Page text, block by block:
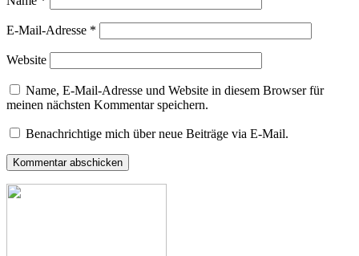
E-Mail-Adresse *
Website
Name, E-Mail-Adresse und Website in diesem Browser für
meinen nächsten Kommentar speichern.
Benachrichtige mich über neue Beiträge via E-Mail.